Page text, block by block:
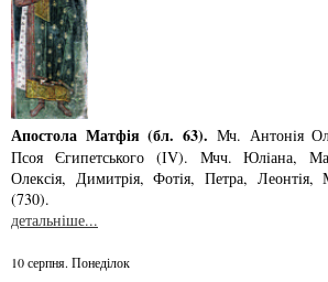
Апостола Матфія (бл. 63). Мч. Антонiя
Псоя Єгипетського (ІV). Мчч. Юлiана,
Олексiя, Димитрiя, Фотiя, Петра, Леонтiя,
(730).
детальніше...
10 серпня. Понеділок